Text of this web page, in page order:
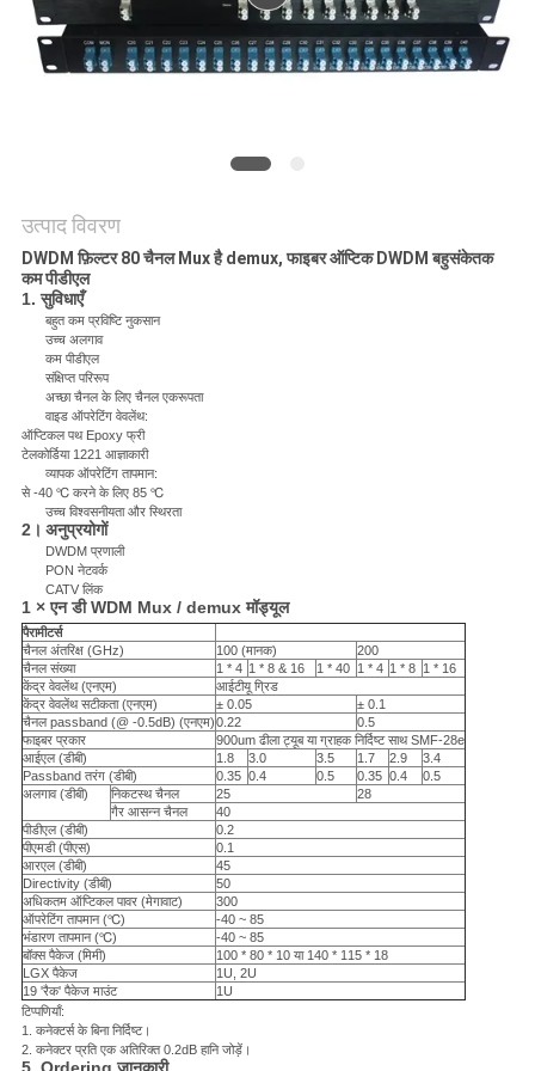
मांगें
उत्पाद विवरण
DWDM फ़िल्टर 80 चैनल Mux है demux, फाइबर ऑप्टिक DWDM बहुसंकेतक
कम पीडीएल
1. सुविधाएँ
बहुत कम प्रविष्टि नुकसान
उच्च अलगाव
कम पीडीएल
संक्षिप्त परिरूप
अच्छा चैनल के लिए चैनल एकरूपता
वाइड ऑपरेटिंग वेवलेंथ:
ऑप्टिकल पथ Epoxy फ्री
टेलकोर्डिया 1221 आज्ञाकारी
व्यापक ऑपरेटिंग तापमान:
से -40 ℃ करने के लिए 85 ℃
उच्च विश्वसनीयता और स्थिरता
2। अनुप्रयोगों
DWDM प्रणाली
PON नेटवर्क
CATV लिंक
1 × एन डी WDM Mux / demux मॉड्यूल
पैरामीटर्स
चैनल अंतरिक्ष (GHz)
100 (मानक)
200
चैनल संख्या
1 * 4 1 * 8 & 16 1 * 40 1 * 4 1 * 8 1 * 16
केंद्र वेवलेंथ (एनएम)
आईटीयू ग्रिड
केंद्र वेवलेंथ सटीकता (एनएम)
± 0.05
± 0.1
चैनल passband (@ -0.5dB) (एनएम)0.22
0.5
फाइबर प्रकार
900um ढीला ट्यूब या ग्राहक निर्दिष्ट साथ SMF-28e
आईएल (डीबी)
1.8 3.0 3.5 1.7 2.9
3.4
Passband तरंग (डीबी)
0.35 0.4 0.5 0.35 0.4
0.5
अलगाव (डीबी)
निकटस्थ चैनल 25
28
गैर आसन्न चैनल
40
पीडीएल (डीबी)
0.2
पीएमडी (पीएस)
0.1
आरएल (डीबी)
45
Directivity (डीबी)
50
अधिकतम ऑप्टिकल पावर (मेगावाट)
300
ऑपरेटिंग तापमान (℃)
-40 ~ 85
भंडारण तापमान (℃)
-40 ~ 85
बॉक्स पैकेज (मिमी)
100 * 80 * 10 या 140 * 115 * 18
LGX पैकेज
1U, 2U
19 'रैक' पैकेज माउंट
1U
टिप्पणियाँ:
1. कनेक्टर्स के बिना निर्दिष्ट।
2. कनेक्टर प्रति एक अतिरिक्त 0.2dB हानि जोड़ें।